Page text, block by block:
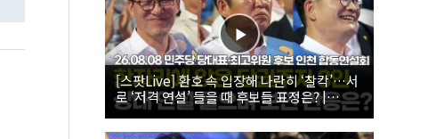
[스팟Live] 환호 속 입장해 나란히 ‘찰칵’…서
로 ‘저격 연설’ 들을 때 후보들 표정은? |
26.08.08 더불어민주당 당대표·최고위원 후
보 인천 합동연설회